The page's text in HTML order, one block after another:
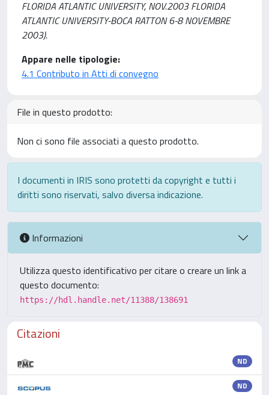
FLORIDA ATLANTIC UNIVERSITY, NOV.2003 FLORIDA
ATLANTIC UNIVERSITY-BOCA RATTON 6-8 NOVEMBRE
2003).
Appare nelle tipologie:
4.1 Contributo in Atti di convegno
File in questo prodotto:
Non ci sono file associati a questo prodotto.
I documenti in IRIS sono protetti da copyright e tutti i
diritti sono riservati, salvo diversa indicazione.
Informazioni
Utilizza questo identificativo per citare o creare un link a
questo documento:
https://hdl.handle.net/11388/138691
Citazioni
ND
ND